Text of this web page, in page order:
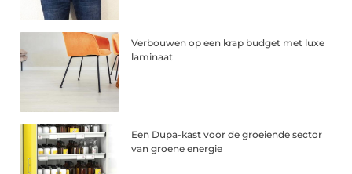
Verbouwen op een krap budget met luxe
laminaat
Een Dupa-kast voor de groeiende sector
van groene energie